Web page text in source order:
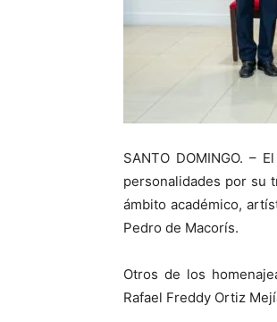
SANTO DOMINGO. –
personalidades por su
ámbito académico,
Pedro de Macorís.
Otros de los
Rafael Freddy Ortiz